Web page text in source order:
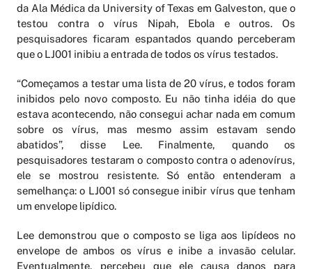
da Ala Médica da University of Texas em Galveston, que o
testou contra o vírus Nipah, Ebola e outros. Os
pesquisadores ficaram espantados quando perceberam
que o LJ001 inibiu a entrada de todos os vírus testados.
“Começamos a testar uma lista de 20 vírus, e todos foram
inibidos pelo novo composto. Eu não tinha idéia do que
estava acontecendo, não consegui achar nada em comum
sobre os vírus, mas mesmo assim estavam sendo
abatidos”, disse Lee. Finalmente, quando os
pesquisadores testaram o composto contra o adenovírus,
ele se mostrou resistente. Só então entenderam a
semelhança: o LJ001 só consegue inibir vírus que tenham
um envelope lipídico.
Lee demonstrou que o composto se liga aos lipídeos no
envelope de ambos os vírus e inibe a invasão celular.
Eventualmente, percebeu que ele causa danos para